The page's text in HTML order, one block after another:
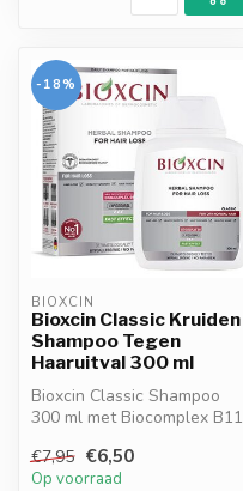
-18%
BIOXCIN
Bioxcin Classic Kruiden
Shampoo Tegen
Haaruitval 300 ml
Bioxcin Classic Shampoo
300 ml met Biocomplex B11
vermindere...
€7,95 €6,50
Op voorraad